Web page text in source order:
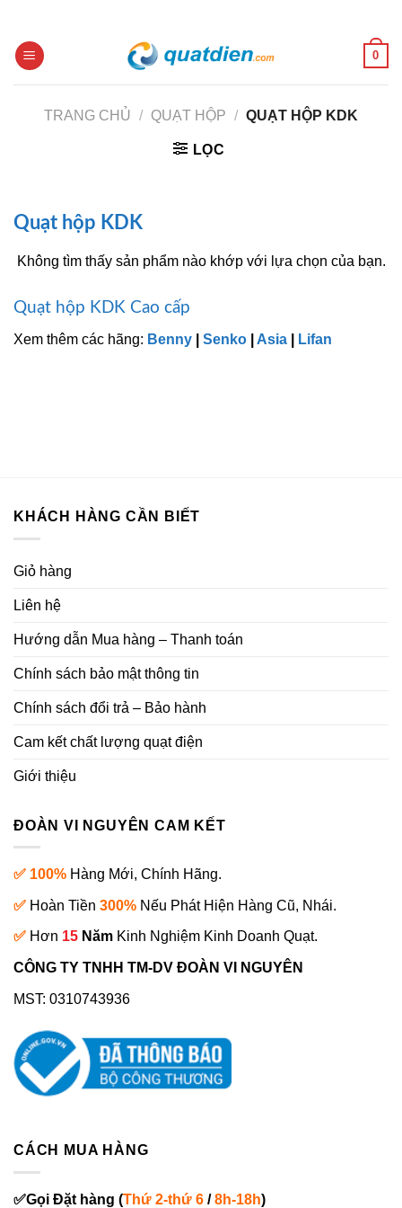
content
0
TRANG CHỦ / QUẠT HỘP / QUẠT HỘP KDK
LỌC
Quạt hộp KDK
Không tìm thấy sản phẩm nào khớp với lựa chọn của bạn.
Quạt hộp KDK Cao cấp
Xem thêm các hãng: Benny Senko Asia Lifan
KHÁCH HÀNG CẦN BIẾT
Giỏ hàng
Liên hệ
Hướng dẫn Mua hàng – Thanh toán
Chính sách bảo mật thông tin
Chính sách đổi trả – Bảo hành
Cam kết chất lượng quạt điện
Giới thiệu
ĐOÀN VI NGUYÊN CAM KẾT
✅ 100% Hàng Mới, Chính Hãng.
✅ Hoàn Tiền 300% Nếu Phát Hiện Hàng Cũ, Nhái.
✅ Hơn 15 Năm Kinh Nghiệm Kinh Doanh Quạt.
CÔNG TY TNHH TM-DV ĐOÀN VI NGUYÊN
MST: 0310743936
CÁCH MUA HÀNG
✅Gọi Đặt hàng (Thứ 2-thứ 6 /8h-18h)